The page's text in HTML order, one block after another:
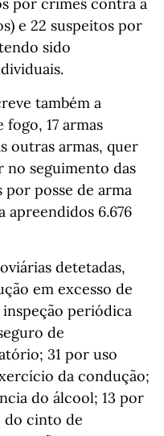
e 22 suspeitos por
sido
também a
fogo, 17 armas
outras armas, quer
no seguimento das
posse de arma
apreendidos 6.676
detetadas,
em excesso de
periódica
de
31 por uso
da condução;
do álcool; 13 por
do cinto de